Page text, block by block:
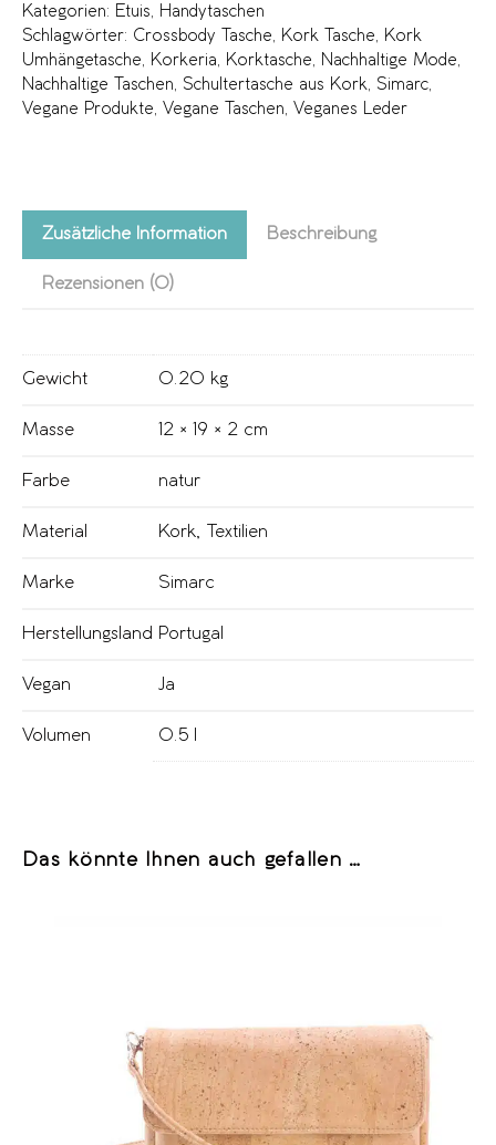
Kategorien: Etuis, Handytaschen
Schlagwörter: Crossbody Tasche, Kork Tasche, Kork
Umhängetasche, Korkeria, Korktasche, Nachhaltige Mode,
Nachhaltige Taschen, Schultertasche aus Kork, Simarc,
Vegane Produkte, Vegane Taschen, Veganes Leder
Zusätzliche Information Beschreibung
Rezensionen (0)
Gewicht 0.20 kg
Masse 12 × 19 × 2 cm
Farbe natur
Material Kork Textilien
Marke Simarc
Herstellungsland Portugal
Vegan Ja
Volumen 0.5 l
Das könnte Ihnen auch gefallen …